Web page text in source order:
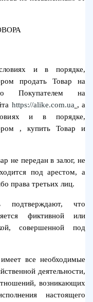
и в порядке,
продать Товар на
Покупателем на
https://alike.com.ua , а
и в порядке,
, купить Товар и
не передан в залог, не
под арестом, а
права третьих лиц.
подтверждают, что
фиктивной или
совершенной под
все необходимые
деятельности,
возникающих
настоящего